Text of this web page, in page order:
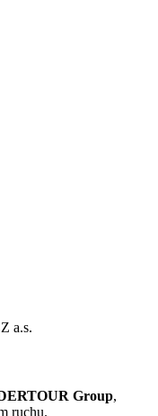
a.s.
Group,
ruchu.